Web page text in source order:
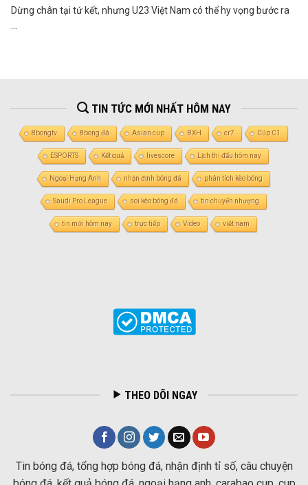
Dừng chân tại tứ kết, nhưng U23 Việt Nam có thể hy vọng bước ra
...
TIN TỨC MỚI NHẤT HÔM NAY
8bongtv 8bong đá Asian cup BXH cr7 Cúp C1
ESPORTS Kết quả livescore Lịch thi đấu hôm nay
Ngoại Hạng Anh nhận định bóng đá phân tích kèo bóng
Saudi Pro League soi kèo bóng đá tin chuyển nhượng
tin mới hôm nay trực tiếp Video việt nam
THEO DÕI NGAY
Tin bóng đá, tổng hợp bóng đá, nhận định tỉ số, câu chuyện